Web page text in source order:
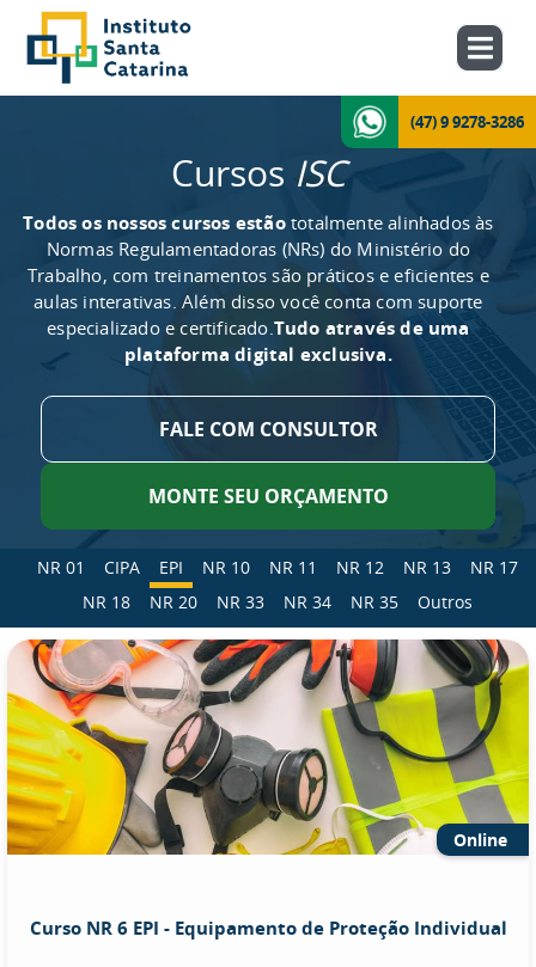
(47) 9 9278-3286
Cursos ISC
Todos os nossos cursos estãototalmente alinhados às
Normas Regulamentadoras (NRs) do Ministério do
Trabalho, com treinamentos são práticos e eficientes e
aulas interativas. Além disso você conta com suporte
especializado e certificado.Tudo através de uma
plataforma digital exclusiva.
FALE COM CONSULTOR
MONTE SEU ORÇAMENTO
NR 01 CIPA EPI NR 10 NR 11 NR 12 NR 13
NR 17
NR 18
NR 20 NR 33 NR 34 NR 35 Outros
Online
Curso NR 6 EPI - Equipamento de Proteção Individual